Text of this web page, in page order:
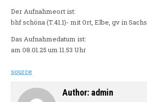
Der Aufnahmeort ist:
bhf schöna (T.41.1)- mit Ort, Elbe, gv in
Das Aufnahmedatum ist:
am 08.01.25 um 11.53 Uhr
source
Author: admin